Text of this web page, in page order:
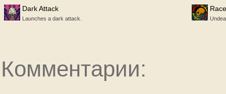
Dark Attack
Launches a dark attack.
Race
Комментарии: